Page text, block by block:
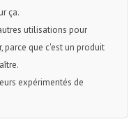
ça.
utilisations pour
parce que c'est un produit
expérimentés de